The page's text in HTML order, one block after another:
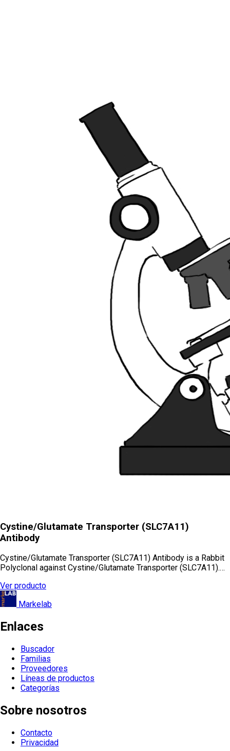
Cystine/Glutamate Transporter (SLC7A11)
Antibody
Cystine/Glutamate Transporter (SLC7A11) Antibody is a Rabbit
Polyclonal against Cystine/Glutamate Transporter (SLC7A11).…
Ver producto
Markelab
Enlaces
Buscador
Familias
Proveedores
Líneas de productos
Categorías
Sobre nosotros
Contacto
Privacidad